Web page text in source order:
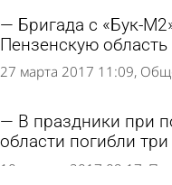
Бригада с «Бук-
Пензенскую область
27 марта 2017 11:09
В праздники при
области погибли
10 января 2017 09:17